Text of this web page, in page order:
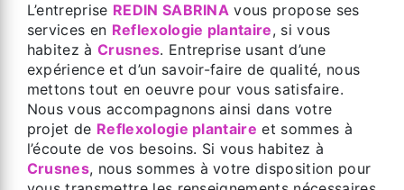
L’entreprise REDIN SABRINA vous propose ses
services en Reflexologie plantaire, si vous
habitez à Crusnes. Entreprise usant d’une
expérience et d’un savoir-faire de qualité, nous
mettons tout en oeuvre pour vous satisfaire.
Nous vous accompagnons ainsi dans votre
projet de Reflexologie plantaire et sommes à
l’écoute de vos besoins. Si vous habitez à
Crusnes, nous sommes à votre disposition pour